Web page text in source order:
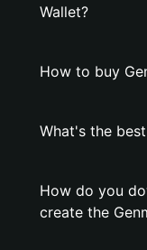
Wallet?
How to buy
What's the
How do you
create the